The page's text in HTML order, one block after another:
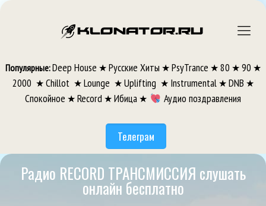
Популярные:Deep House ★ Русские Хиты ★ PsyTrance ★ 80 ★ 90 ★
2000 ★ Chillot ★ Lounge ★ Uplifting ★ Instrumental★ DNB ★
Спокойное ★Record ★Ибица ★ Аудио поздравления
Телеграм
Радио RECORD ТРАНСМИССИЯ слушать
онлайн бесплатно